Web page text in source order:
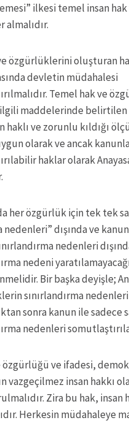
ilkesi temel insan
almalıdır.
özgürlüklerini oluşturan
devletin müdahalesi
Temel hak ve
ilgili maddelerinde belirtilen
haklı ve zorunlu kıldığı
olarak ve ancak kanunla
haklar olarak
her özgürlük için tek tek
nedenleri” dışında ve
nedenleri
nedeni
Bir başka deyişle;
sınırlandırma nedenleri
sonra kanun ile sadece
nedenleri
özgürlüğü ve ifadesi,
vazgeçilmez insan hakkı
Zira bu hak, insan
Herkesin müdahaleye